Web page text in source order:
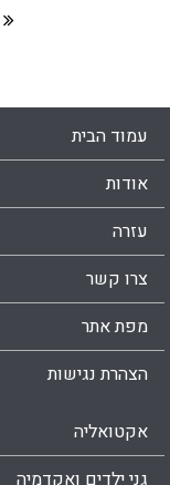
עמוד הבית
אודות
עזרה
צרו קשר
מפת אתר
הצהרת נגישות
אקטואליה
גני ילדים ואקדמיה